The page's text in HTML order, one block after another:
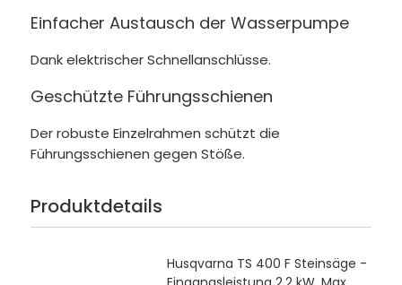
Einfacher Austausch der Wasserpumpe
Dank elektrischer Schnellanschlüsse.
Geschützte Führungsschienen
Der robuste Einzelrahmen schützt die
Führungsschienen gegen Stöße.
Produktdetails
Husqvarna TS 400 F Steinsäge -